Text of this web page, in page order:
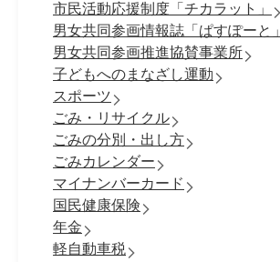
市民活動応援制度「チカラット」
男女共同参画情報誌「ぱすぽーと」
男女共同参画推進協賛事業所
子どもへのまなざし運動
スポーツ
ごみ・リサイクル
ごみの分別・出し方
ごみカレンダー
マイナンバーカード
国民健康保険
年金
軽自動車税